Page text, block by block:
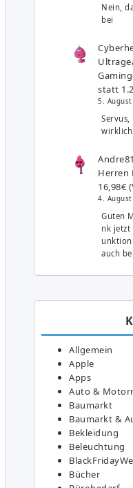
Nein,
bei
statt
5.
Andre81
Herren
16,98€
4.
Guten
nk jetzt
auch
Allgemein
Apple
Apps
Auto &
Baumarkt
Baumarkt &
Bekleidung
Beleuchtung
Bücher